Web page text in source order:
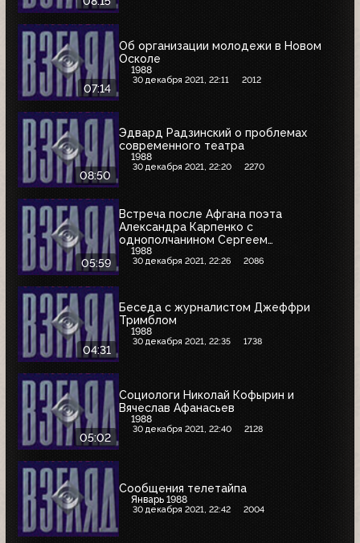
07:14
Об организации молодежи в Новом
Осколе
1988
30 декабря 2021, 22:11 2012
08:50
Эдвард Радзинский о проблемах
современного театра
1988
30 декабря 2021, 22:20 2270
05:59
Встреча после Афгана поэта
Александра Карпенко с
однополчанином Сергеем
Пожаджуком
1988
30 декабря 2021, 22:26 2086
04:31
Беседа с журналистом Джеффри
Тримблом
1988
30 декабря 2021, 22:35 1738
05:02
Социологи Николай Кофырин и
Вячеслав Афанасьев
1988
30 декабря 2021, 22:40 2128
Сообщения телетайпа
Январь 1988
30 декабря 2021, 22:42 2004